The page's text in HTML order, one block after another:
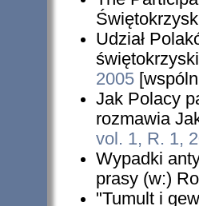
Udział
2005
Jak Polacy
rozmawia
vol. 1, R. 1,
Wypadki
prasy (w:)
"Tumult i